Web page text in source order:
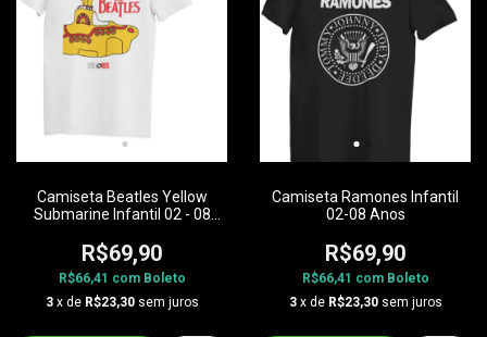
Camiseta Beatles Yellow
Submarine Infantil 02 - 08
R$69,90
R$66,41 com Boleto
3 x de R$23,30 sem juros
Camiseta Ramones Infantil
02-08 Anos
R$69,90
R$66,41 com Boleto
3 x de R$23,30 sem juros